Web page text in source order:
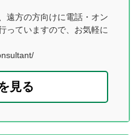
遠方の方向けに電話・オン
っていますので、お気軽に
見る